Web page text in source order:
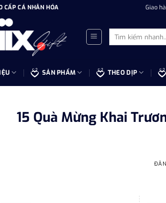
CẤP CÁ NHÂN HÓA Giao
Tìm
kiếm:
SẢN PHẨM THEO DỊP
15 Quà Mừng Khai